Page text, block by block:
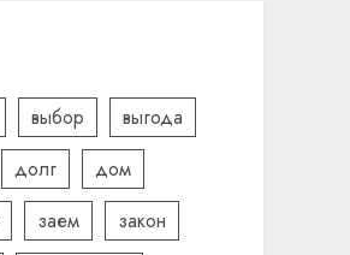
выбор
выгода
долг
дом
заем
закон